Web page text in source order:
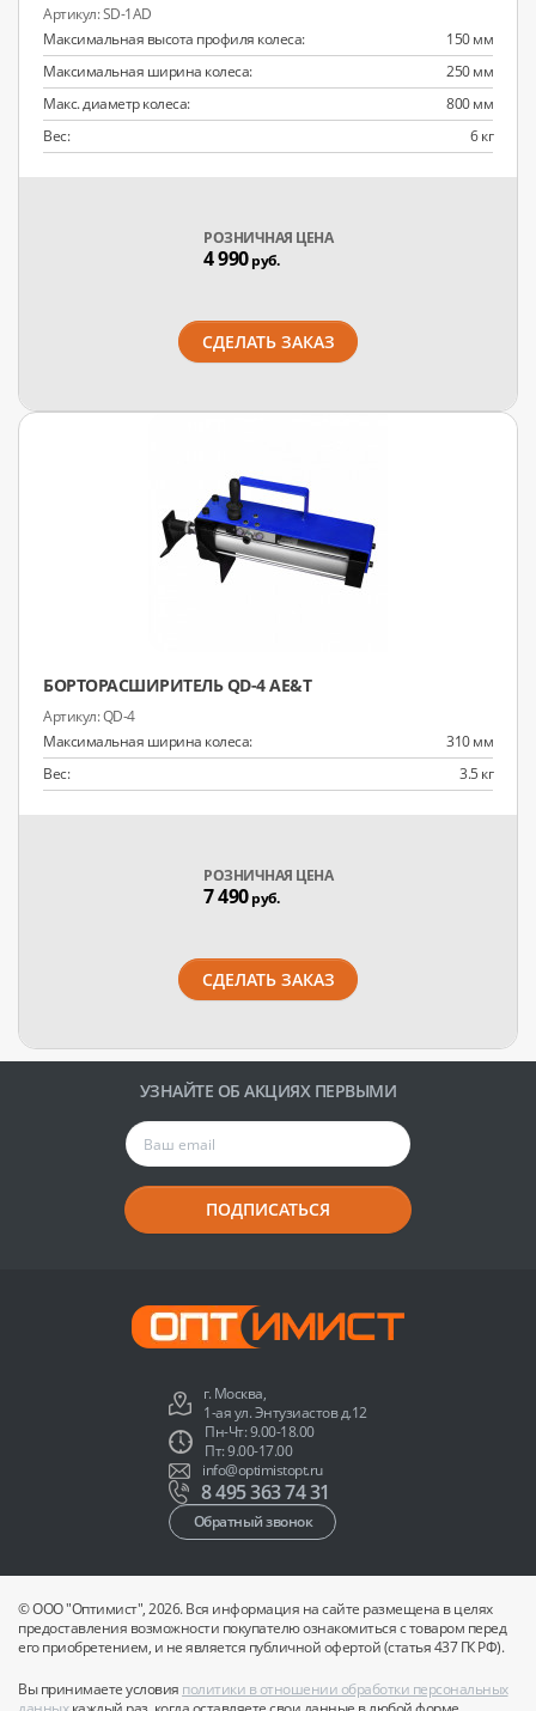
SD-1AD
Максимальная высота профиля колеса:
150 мм
Максимальная ширина колеса:
250 мм
Макс. диаметр колеса:
800 мм
Вес:
6 кг
РОЗНИЧНАЯ ЦЕНА
4 990руб.
СДЕЛАТЬ ЗАКАЗ
БОРТОРАСШИРИТЕЛЬ QD-4 AE&T
QD-4
Максимальная ширина колеса:
310 мм
Вес:
3.5 кг
РОЗНИЧНАЯ ЦЕНА
7 490руб.
СДЕЛАТЬ ЗАКАЗ
УЗНАЙТЕ ОБ АКЦИЯХ ПЕРВЫМИ
ПОДПИСАТЬСЯ
г. Москва,
1-ая ул. Энтузиастов д.12
Пн-Чт: 9.00-18.00
Пт: 9.00-17.00
info@optimistopt.ru
8 495 363 74 31
Обратный звонок
© ООО "Оптимист", 2026. Вся информация на сайте размещена в целях
предоставления возможности покупателю ознакомиться с товаром перед
его приобретением, и не является публичной офертой (статья 437 ГК РФ).
Вы принимаете условия политики в отношении обработки персональных